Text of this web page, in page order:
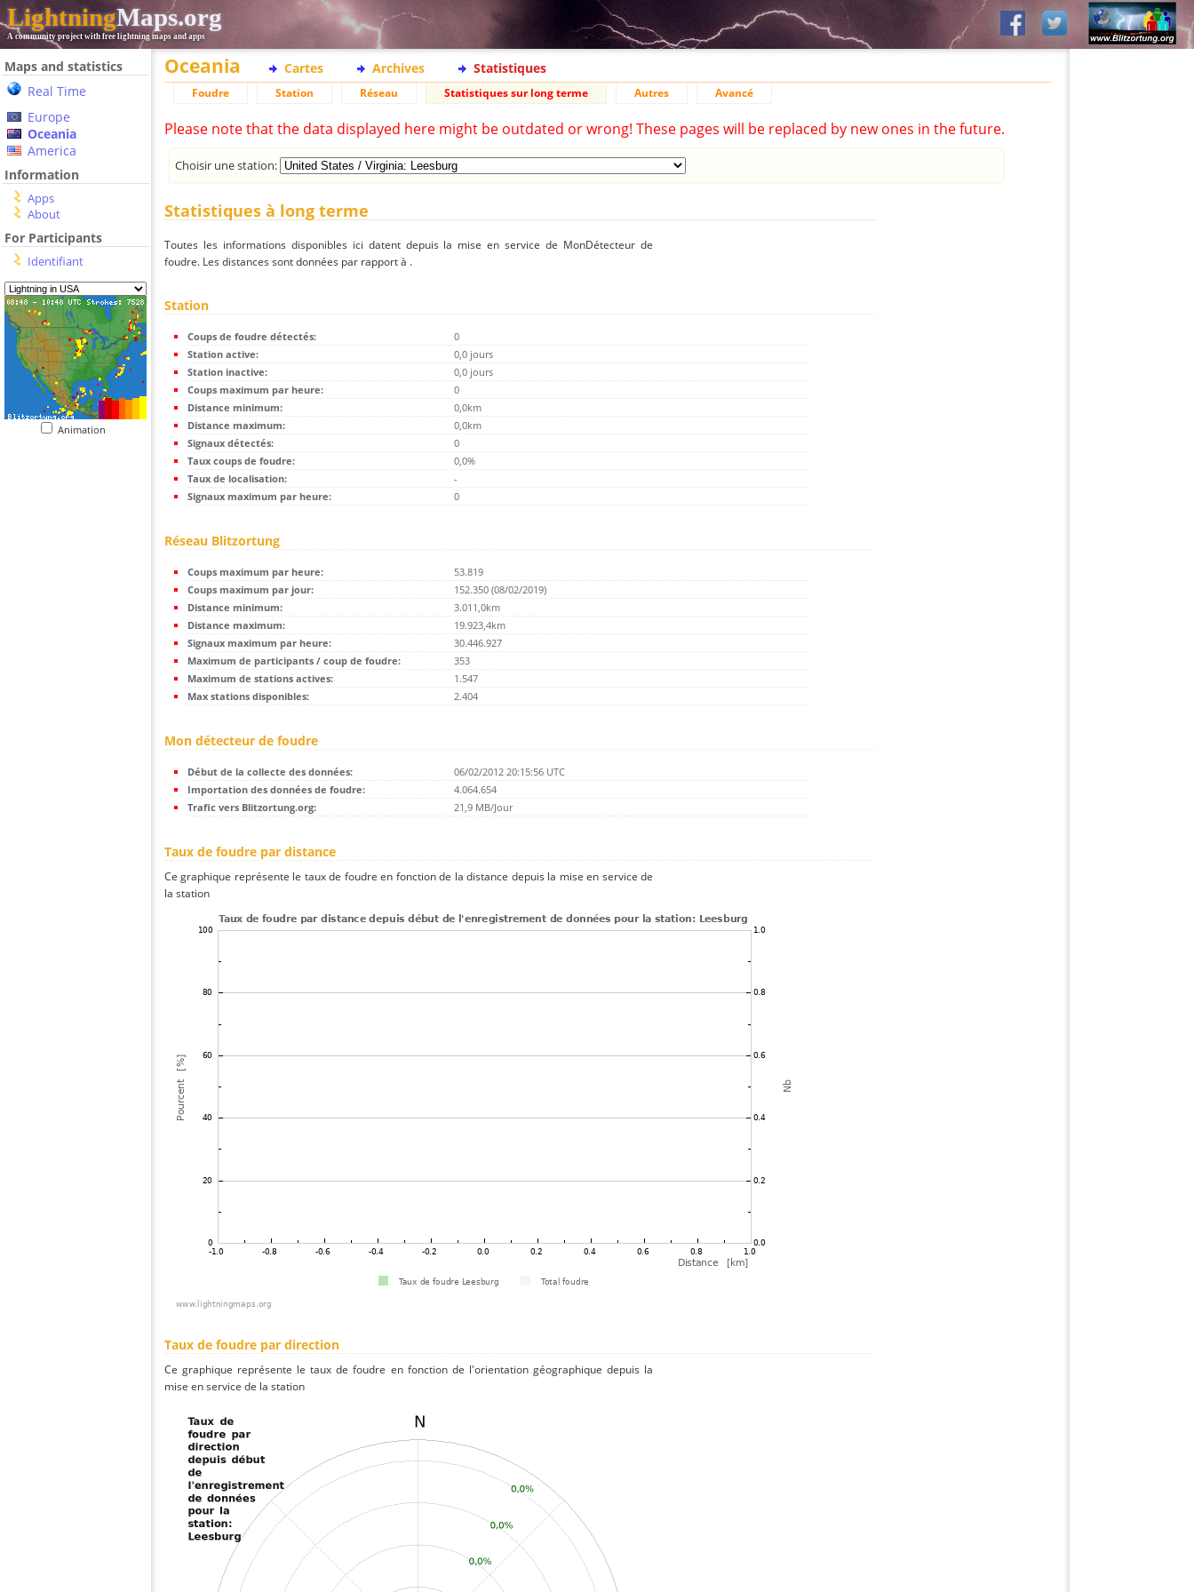
LightningMaps.org
A community project with free lightning maps and apps
Maps and statistics
Real Time
Europe
Oceania
America
Information
Apps
About
For Participants
Identifiant
Animation
Oceania Cartes Archives Statistiques
Foudre Station Réseau Statistiques sur long terme Autres Avancé
Please note that the data displayed here might be outdated or wrong! These pages will be replaced by new ones in the future.
Choisir une station:
Statistiques à long terme
Toutes les informations disponibles ici datent depuis la mise en service de MonDétecteur de
foudre. Les distances sont données par rapport à .
Station
Coups de foudre détectés:
0
Station active:
0,0 jours
Station inactive:
0,0 jours
Coups maximum par heure:
0
Distance minimum:
0,0km
Distance maximum:
0,0km
Signaux détectés:
0
Taux coups de foudre:
0,0%
Taux de localisation:
-
Signaux maximum par heure:
0
Réseau Blitzortung
Coups maximum par heure:
53.819
Coups maximum par jour:
152.350 (08/02/2019)
Distance minimum:
3.011,0km
Distance maximum:
19.923,4km
Signaux maximum par heure:
30.446.927
Maximum de participants / coup de foudre:
353
Maximum de stations actives:
1.547
Max stations disponibles:
2.404
Mon détecteur de foudre
Début de la collecte des données:
06/02/2012 20:15:56 UTC
Importation des données de foudre:
4.064.654
Trafic vers Blitzortung.org:
21,9 MB/Jour
Taux de foudre par distance
Ce graphique représente le taux de foudre en fonction de la distance depuis la mise en service de
la station
Taux de foudre par direction
Ce graphique représente le taux de foudre en fonction de l'orientation géographique depuis la
mise en service de la station